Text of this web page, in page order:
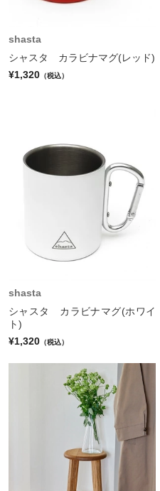
shasta
シャスタ カラビナマグ(レッド)
¥1,320 （税込）
shasta
シャスタ カラビナマグ(ホワイ
ト)
¥1,320 （税込）